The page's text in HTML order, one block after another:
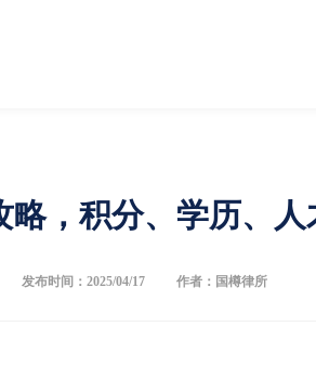
略，积分、学历、
发布时间：2025/04/17 作者：国樽律所